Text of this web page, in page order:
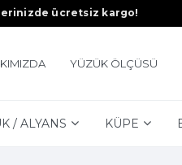
ücretsiz kargo!
YÜZÜK ÖLÇÜSÜ
/ ALYANS KÜPE